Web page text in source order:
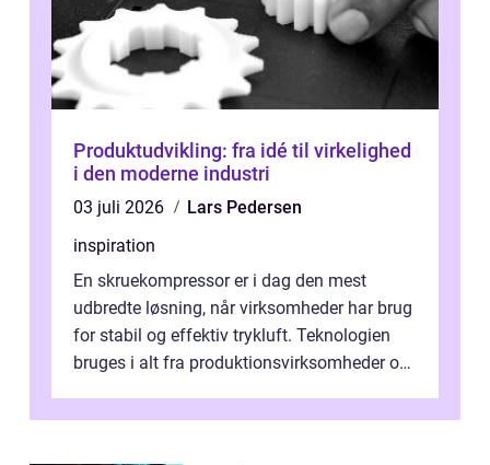
Produktudvikling: fra idé til virkelighed
i den moderne industri
03 juli 2026
Lars Pedersen
inspiration
En skruekompressor er i dag den mest
udbredte løsning, når virksomheder har brug
for stabil og effektiv trykluft. Teknologien
bruges i alt fra produktionsvirksomheder og